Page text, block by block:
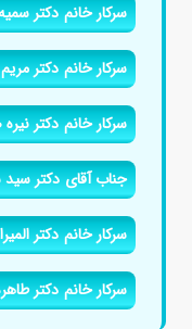
سرکار خانم دکتر
سرکار خانم دکتر
سرکار خانم دکتر
جناب آقای دکتر
سرکار خانم دکتر
سرکار خانم دکتر